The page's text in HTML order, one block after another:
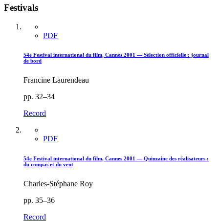
Festivals
PDF
54e Festival international du film, Cannes 2001 — Sélection officielle : journal
de bord
Francine Laurendeau
pp. 32–34
Record
PDF
54e Festival international du film, Cannes 2001 — Quinzaine des réalisateurs :
du compas et du vent
Charles-Stéphane Roy
pp. 35–36
Record